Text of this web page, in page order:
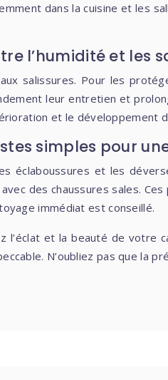
dans la cuisine et les
l’humidité et les
salissures. Pour les
leur entretien et
et le développement
simples pour
éclaboussures et les
des chaussures sales.
immédiat est conseillé.
l’éclat et la beauté de
N’oubliez pas que la